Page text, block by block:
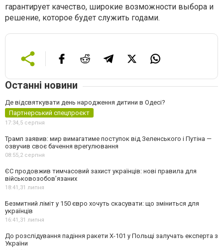
гарантирует качество, широкие возможности выбора и
решение, которое будет служить годами.
Останні новини
Де відсвяткувати день народження дитини в Одесі?
Партнерський спецпроєкт
17:34,5 серпня
Трамп заявив: мир вимагатиме поступок від Зеленського і Путіна —
озвучив своє бачення врегулювання
08:55,2 серпня
ЄС продовжив тимчасовий захист українців: нові правила для
військовозобов’язаних
18:41,31 липня
Безмитний ліміт у 150 євро хочуть скасувати: що зміниться для
українців
16:41,31 липня
До розслідування падіння ракети Х-101 у Польщі залучать експерта з
України